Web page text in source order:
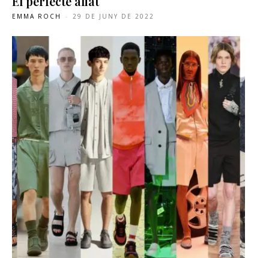
EMMA ROCH - 29 DE JUNY DE 2022